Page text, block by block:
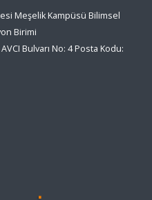
Meşelik Kampüsü Bilimsel
Birimi
Bulvarı No: 4 Posta Kodu: